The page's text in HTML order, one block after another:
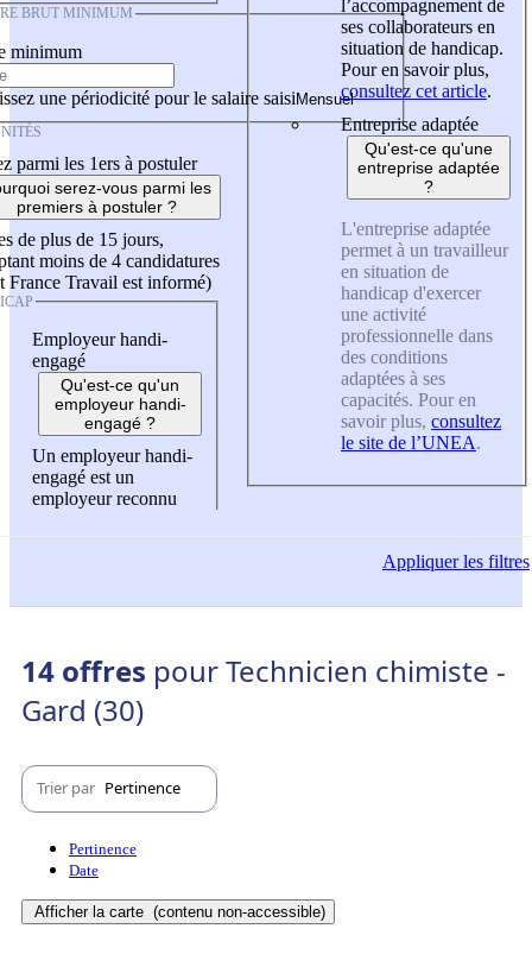
BRUT MINIMUM
minimum
une périodicité pour le salaire saisi
parmi les 1ers à postuler
serez-vous parmi les
premiers à postuler ?
de plus de 15 jours,
moins de 4 candidatures
France Travail est informé)
Employeur handi-
engagé
Qu'est-ce qu'un
employeur handi-
engagé ?
Un employeur handi-
engagé est un
employeur reconnu
l’accompagnement de
ses collaborateurs en
situation de handicap.
Pour en savoir plus,
consultez cet article.
Entreprise adaptée
Qu'est-ce qu'une
entreprise adaptée
?
L'entreprise adaptée
permet à un travailleur
en situation de
handicap d'exercer
une activité
professionnelle dans
des conditions
adaptées à ses
capacités. Pour en
savoir plus, consultez
le site de l’UNEA.
Appliquerles filtres
14 offres pour Technicien chimiste -
Gard (30)
Trier par Pertinence
Pertinence
Date
Afficher la carte (contenu non-accessible)